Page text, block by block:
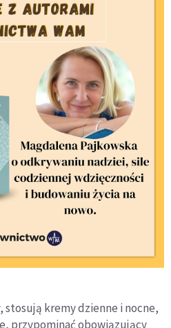
stosują kremy dzienne i nocne,
przypominać obowiązujący